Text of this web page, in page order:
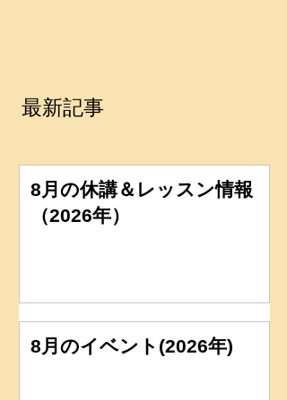
最新記事
8月の休講＆レッスン情報
（2026年）
8月のイベント(2026年)